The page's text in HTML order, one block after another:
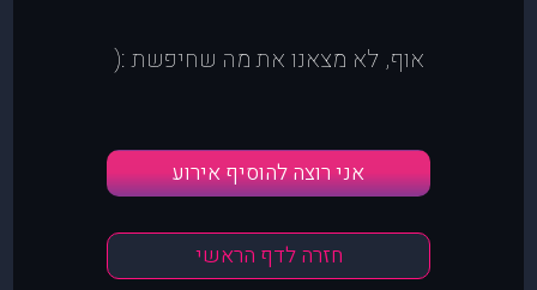
אוף, לא מצאנו את מה שחיפשת :(
אני רוצה להוסיף אירוע
חזרה לדף הראשי